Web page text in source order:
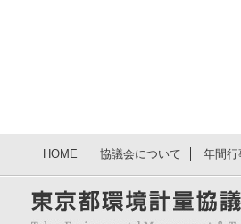
HOME 協議会について 年間行